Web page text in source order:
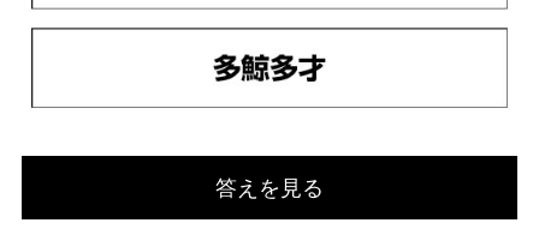
答えを見る